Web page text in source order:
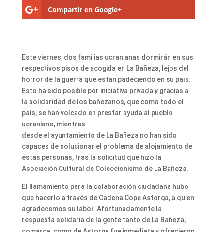
Compartir en Google+
Este viernes, dos familias ucranianas dormirán en sus
respectivos pisos de acogida en La Bañeza, lejos del
horror de la guerra que están padeciendo en su país.
Esto ha sido posible por iniciativa privada y gracias a
la solidaridad de los bañezanos, que como todo el
país, se han volcado en prestar ayuda al pueblo
ucraniano, mientras
desde el ayuntamiento de La Bañeza no han sido
capaces de solucionar el problema de alojamiento de
estas personas, tras la solicitud que hizo la
Asociación Cultural de Coleccionismo de La Bañeza.
El llamamiento para la colaboración ciudadana hubo
que hacerlo a través de Cadena Cope Astorga, a quien
agradecemos su labor. Afortunadamente la
respuesta solidaria de la gente tanto de La Bañeza,